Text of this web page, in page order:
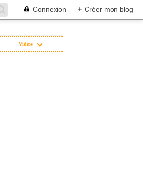
Connexion + Créer mon blog
Vidéos